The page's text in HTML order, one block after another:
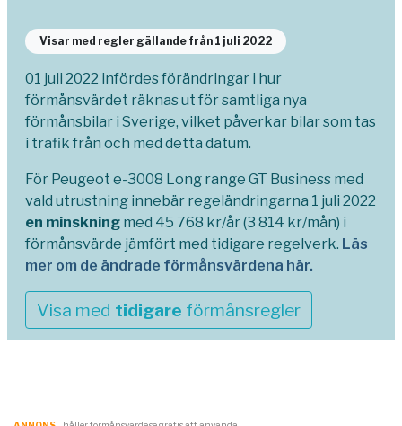
Visar med regler gällande från 1 juli 2022
01 juli 2022 infördes förändringar i hur
förmånsvärdet räknas ut för samtliga nya
förmånsbilar i Sverige, vilket påverkar bilar som tas
i trafik från och med detta datum.
För Peugeot e-3008 Long range GT Business med
vald utrustning innebär regeländringarna 1 juli 2022
en minskning med 45 768 kr/år (3 814 kr/mån) i
förmånsvärde jämfört med tidigare regelverk. Läs
mer om de ändrade förmånsvärdena här.
Visa med tidigare förmånsregler